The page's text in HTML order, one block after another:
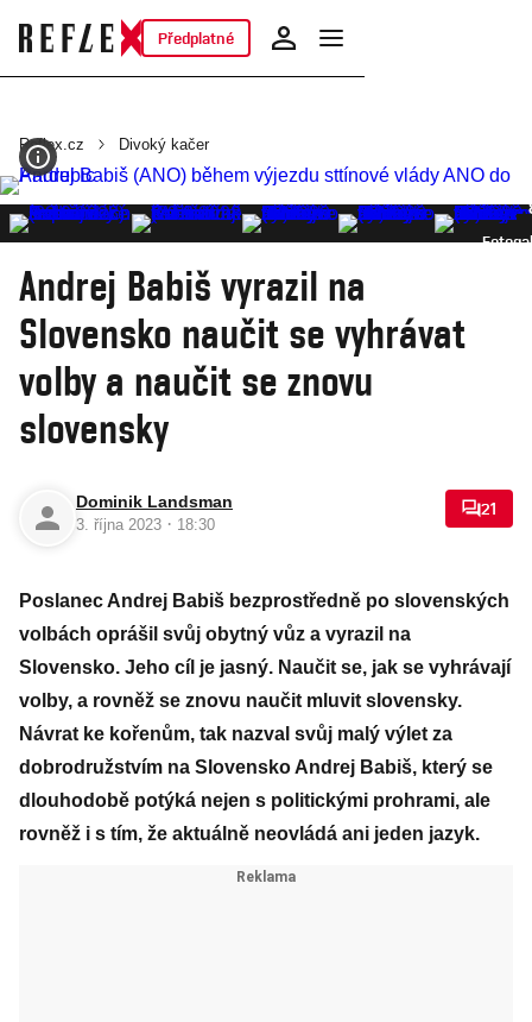
Předplatné
Reflex.cz Divoký kačer
Andrej Babiš vyrazil na
Slovensko naučit se vyhrávat
volby a naučit se znovu
slovensky
Dominik Landsman
3. října 2023 · 18:30
21
Poslanec Andrej Babiš bezprostředně po slovenských
volbách oprášil svůj obytný vůz a vyrazil na
Slovensko. Jeho cíl je jasný. Naučit se, jak se vyhrávají
volby, a rovněž se znovu naučit mluvit slovensky.
Návrat ke kořenům, tak nazval svůj malý výlet za
dobrodružstvím na Slovensko Andrej Babiš, který se
dlouhodobě potýká nejen s politickými prohrami, ale
rovněž i s tím, že aktuálně neovládá ani jeden jazyk.